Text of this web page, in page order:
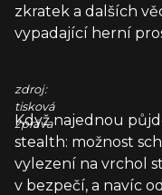
zkratek a dalších
vypadající herní
zdroj:
tisková
zpráva
Když najednou
stealth: možnost
vylezení na vrchol
v bezpečí, a navíc